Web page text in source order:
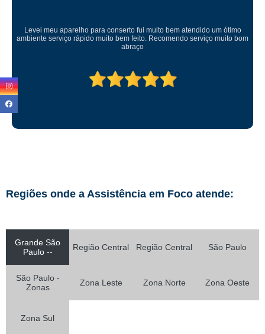
Levei meu aparelho para conserto fui muito bem atendido um ótimo
ambiente serviço rápido muito bem feito. Recomendo serviço muito bom
abraço
Regiões onde a Assistência em Foco atende:
Grande São
Paulo --
Região Central Região Central São Paulo
São Paulo -
Zonas
Zona Leste Zona Norte Zona Oeste
Zona Sul